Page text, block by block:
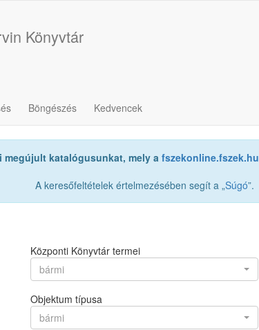
Könyvtár
Böngészés Kedvencek
megújult katalógusunkat, mely a fszekonline.fszek.hu
A keresőfeltételek értelmezésében segít a „Súgó”.
Központi Könyvtár termei
bármi
Objektum típusa
bármi